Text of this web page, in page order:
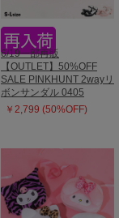
6/19一部再販
【OUTLET】50%OFF
SALE PINKHUNT 2wayリ
ボンサンダル 0405
￥2,799 (50%OFF)